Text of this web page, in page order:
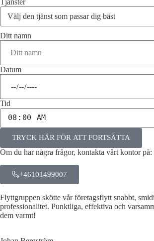
Ditt namn
Datum
Tid
TRYCK HÄR FÖR ATT FORTSÄTTA
Om du har några frågor, kontakta vårt kontor på:
+46101499007
Flyttgruppen skötte vår företagsflytt snabbt,
professionalitet. Punktliga, effektiva och
dem varmt!